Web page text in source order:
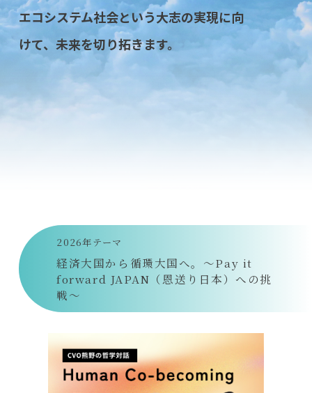
エコシステム社会という大志の実現に向
けて、未来を切り拓きます。
2026年テーマ
経済大国から循環大国へ。～Pay it
forward JAPAN（恩送り日本）への挑
戦～